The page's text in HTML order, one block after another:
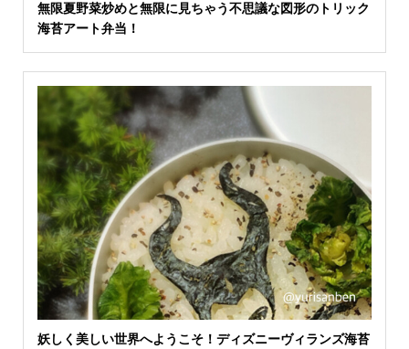
無限夏野菜炒めと無限に見ちゃう不思議な図形のトリック
海苔アート弁当！
妖しく美しい世界へようこそ！ディズニーヴィランズ海苔